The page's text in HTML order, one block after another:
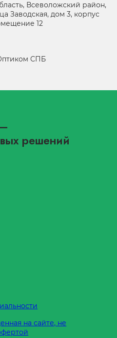
Всеволожский район,
Заводская, дом 3, корпус
12
СПБ
решений
на сайте, не